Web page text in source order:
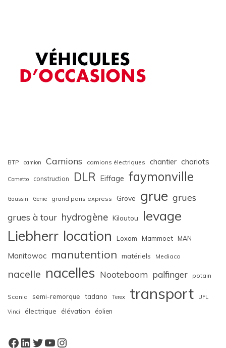
BTP camion Camions camions électriques chantier chariots
Cometto construction DLR Eiffage faymonville
Gaussin Genie grand paris express Grove grue grues
grues à tour hydrogène Kiloutou levage
Liebherr location Loxam Mammoet MAN
Manitowoc manutention matériels Mediaco
nacelle nacelles Nooteboom palfinger potain
Scania semi-remorque tadano Terex transport UFL
Vinci électrique élévation éolien
Facebook
LinkedIn
Twitter
YouTube
Instagram